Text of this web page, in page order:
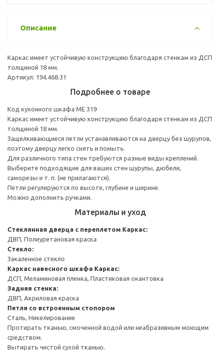
Описание
Каркас имеет устойчивую конструкцию благодаря стенкам из ДСП
толщиной 18 мм.
Артикул: 194.468.31
Подробнее о товаре
Код кухонного шкафа ME 319
Каркас имеет устойчивую конструкцию благодаря стенкам из ДСП
толщиной 18 мм.
Защелкивающиеся петли устанавливаются на дверцу без шурупов,
поэтому дверцу легко снять и помыть.
Для различного типа стен требуются разные виды креплений.
Выберите подходящие для ваших стен шурупы, дюбели,
саморезы и т. п. (не прилагаются).
Петли регулируются по высоте, глубине и ширине.
Можно дополнить ручками.
Материалы и уход
Стеклянная дверца с переплетом Каркас:
ДВП, Полиуретановая краска
Стекло:
Закаленное стекло
Каркас навесного шкафа Каркас:
ДСП, Меламиновая пленка, Пластиковая окантовка
Задняя стенка:
ДВП, Акриловая краска
Петля со встроенным стопором
Сталь, Никелирование
Протирать тканью, смоченной водой или неабразивным моющим
средством.
Вытирать чистой сухой тканью.